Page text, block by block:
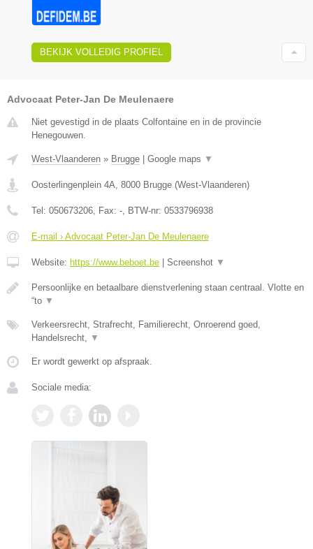
BEKIJK VOLLEDIG PROFIEL
Advocaat Peter-Jan De Meulenaere
Niet gevestigd in de plaats Colfontaine en in de provincie
Henegouwen.
West-Vlaanderen » Brugge Google maps ▼
Oosterlingenplein 4A 8000 Brugge (West-Vlaanderen)
Tel: 050673206 , Fax: - , BTW-nr: 0533796938
E-mail › Advocaat Peter-Jan De Meulenaere
Website: https://www.beboet.be Screenshot ▼
Persoonlijke en betaalbare dienstverlening staan centraal. Vlotte en
“to ▼
Verkeersrecht, Strafrecht, Familierecht, Onroerend goed,
Handelsrecht,
▼
Er wordt gewerkt op afspraak.
Sociale media: